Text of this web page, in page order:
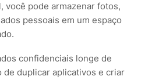
você pode armazenar fotos,
pessoais em um espaço
confidenciais longe de
de duplicar aplicativos e criar